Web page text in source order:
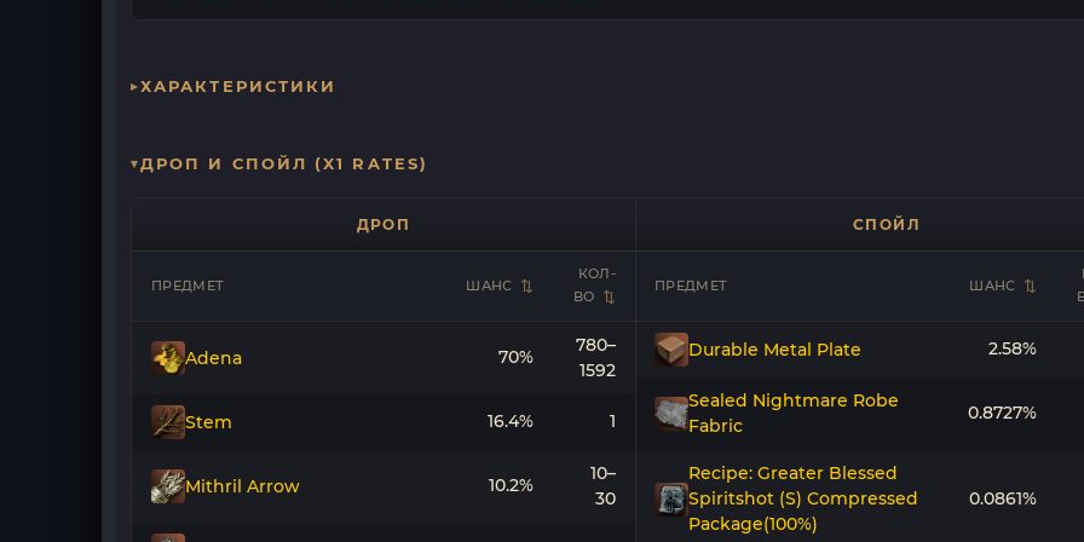
ХАРАКТЕРИСТИКИ
ДРОП И СПОЙЛ (X1 RATES)
ДРОП
ПРЕДМЕТ ШАНС
КОЛ-
ВО
Adena 70%
780–
1592
Stem 16.4% 1
Mithril Arrow 10.2%
10–
30
СПОЙЛ
ПРЕДМЕТ ШАНС
Durable Metal Plate 2.58%
Sealed Nightmare Robe
Fabric
0.8727%
Recipe: Greater Blessed
Spiritshot (S) Compressed
Package(100%)
0.0861%